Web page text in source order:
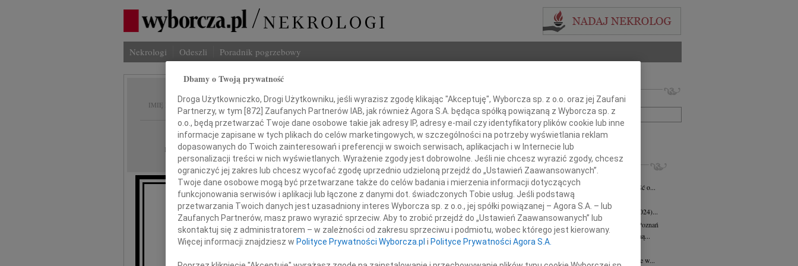
Nekrologi Odeszli Poradnik pogrzebowy
IMIĘ I NAZWISKO: Ryszard Żurowski
REGION: Poznań
DATA EMISJI: 19.10.2018
W dniu 16 października 2018 r. po ciężkiej chorobie
zmarł nasz Brat i Szwagier
ś.p. Ryszard Żurowski
Imię i nazwisko lub numer ogłoszenia:
+ szukanie zaawansowane
INNE NEKROLOGI
Elżbieta Fikus 05.08.2026Poznań
Z głębokim smutkiem przyjęliśmy wiadomość o...
Alina Augustynowicz
Alina Augustynowicz z domu Hinz (1979-2024)...
Małgorzata Oleśkowicz-Popiel
Poznań
Z głębokim smutkiem żegnamy naszą wybitną...
Witold Szulc
Z głębokim żalem przyjęliśmy wiadomość, że w...
Dbamy o Twoją prywatność
Droga Użytkowniczko, Drogi Użytkowniku, jeśli wyrazisz zgodę klikając "Akceptuję", Wyborcza sp. z o.o. oraz jej Zaufani
Partnerzy, w tym [872] Zaufanych Partnerów IAB, jak również Agora S.A. będąca spółką powiązaną z Wyborcza sp. z
o.o., będą przetwarzać Twoje dane osobowe takie jak adresy IP, adresy e-mail czy identyfikatory plików cookie lub inne
informacje zapisane w tych plikach do celów marketingowych, w szczególności na potrzeby wyświetlania reklam
dopasowanych do Twoich zainteresowań i preferencji w swoich serwisach, aplikacjach i w Internecie lub
personalizacji treści w nich wyświetlanych. Wyrażenie zgody jest dobrowolne. Jeśli nie chcesz wyrazić zgody, chcesz
ograniczyć jej zakres lub chcesz wycofać zgodę uprzednio udzieloną przejdź do „Ustawień Zaawansowanych”.
Twoje dane osobowe mogą być przetwarzane także do celów badania i mierzenia informacji dotyczących
funkcjonowania serwisów i aplikacji lub łączone z danymi dot. świadczonych Tobie usług. Jeśli podstawą
przetwarzania Twoich danych jest uzasadniony interes Wyborcza sp. z o.o., jej spółki powiązanej – Agora S.A. – lub
Zaufanych Partnerów, masz prawo wyrazić sprzeciw. Aby to zrobić przejdź do „Ustawień Zaawansowanych” lub
skontaktuj się z administratorem – w zależności od zakresu sprzeciwu i podmiotu, wobec którego jest kierowany.
Więcej informacji znajdziesz w Polityce Prywatności Wyborcza.pl i Polityce Prywatności Agora S.A.